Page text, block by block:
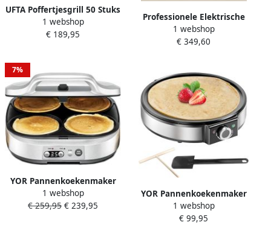
UFTA Poffertjesgrill 50 Stuks
Mini Pannenkoekenmaker
1700W Dubbele
Aanbak Professioneel Zilver
1 webshop
€ 189,95
Professionele Elektrische
Pannenkoekenmaker 45 cm
Gietijzer Crêpe en Gozleme
1 webshop
€ 349,60
7%
YOR Pannenkoekenmaker
Pancake maker Pannenkoek
Zilver 32cm x 37cm x 13cm
1 webshop
€ 259,95 € 239,95
YOR Pannenkoekenmaker
Pancake maker Pannenkoek
Zilver ‎33cm x 37cm x 11cm
1 webshop
€ 99,95